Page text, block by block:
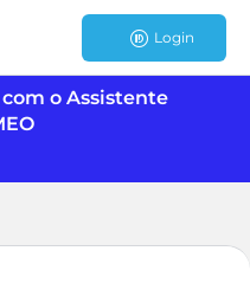
Login
o Assistente